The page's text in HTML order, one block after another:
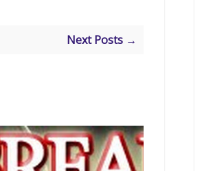
Next Posts →